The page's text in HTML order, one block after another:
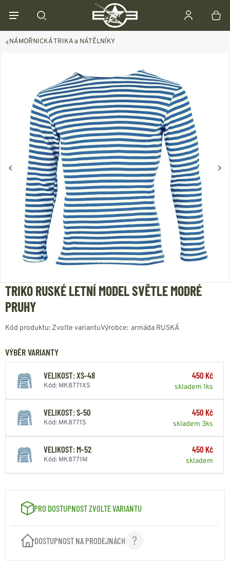
NÁMOŘNICKÁ TRIKA a NÁTĚLNÍKY
TRIKO RUSKÉ LETNÍ MODEL SVĚTLE MODRÉ
PRUHY
Kód produktu: Zvolte variantuVýrobce: armáda RUSKÁ
VÝBĚR VARIANTY
VELIKOST: XS-48
Kód: MK8771XS
450 Kč
skladem 1ks
VELIKOST: S-50
Kód: MK8771S
450 Kč
skladem 3ks
VELIKOST: M-52
Kód: MK8771M
450 Kč
skladem
VELIKOST: XL-56 450 Kč
VELIKOST: XXL-58 450 Kč
PRO DOSTUPNOST ZVOLTE VARIANTU
DOSTUPNOST NA PRODEJNÁCH